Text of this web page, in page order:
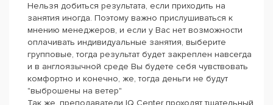
Нельзя добиться результата, если приходить на
занятия иногда. Поэтому важно прислушиваться к
мнению менеджеров, и если у Вас нет возможности
оплачивать индивидуальные занятия, выберите
групповые, тогда результат будет закреплен навсегда
и в англоязычной среде Вы будете себя чувствовать
комфортно и конечно, же, тогда деньги не будут
"выброшены на ветер"
Так же, преподаватели IQ Center проходят тщательный